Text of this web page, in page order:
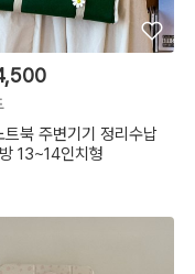
트북 주변기기 정리수납
13~14인치형